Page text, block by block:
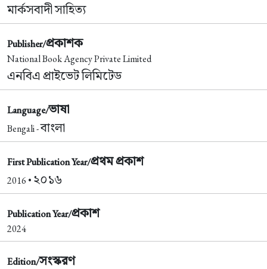
মার্কসবাদী সাহিত্য
Publisher/প্রকাশক
National Book Agency Private Limited
এনবিএ প্রাইভেট লিমিটেড
Language/ভাষা
Bengali -বাংলা
First Publication Year/প্রথম প্রকাশ
2016 • ২০১৬
Publication Year/প্রকাশ
2024
Edition/সংস্করণ